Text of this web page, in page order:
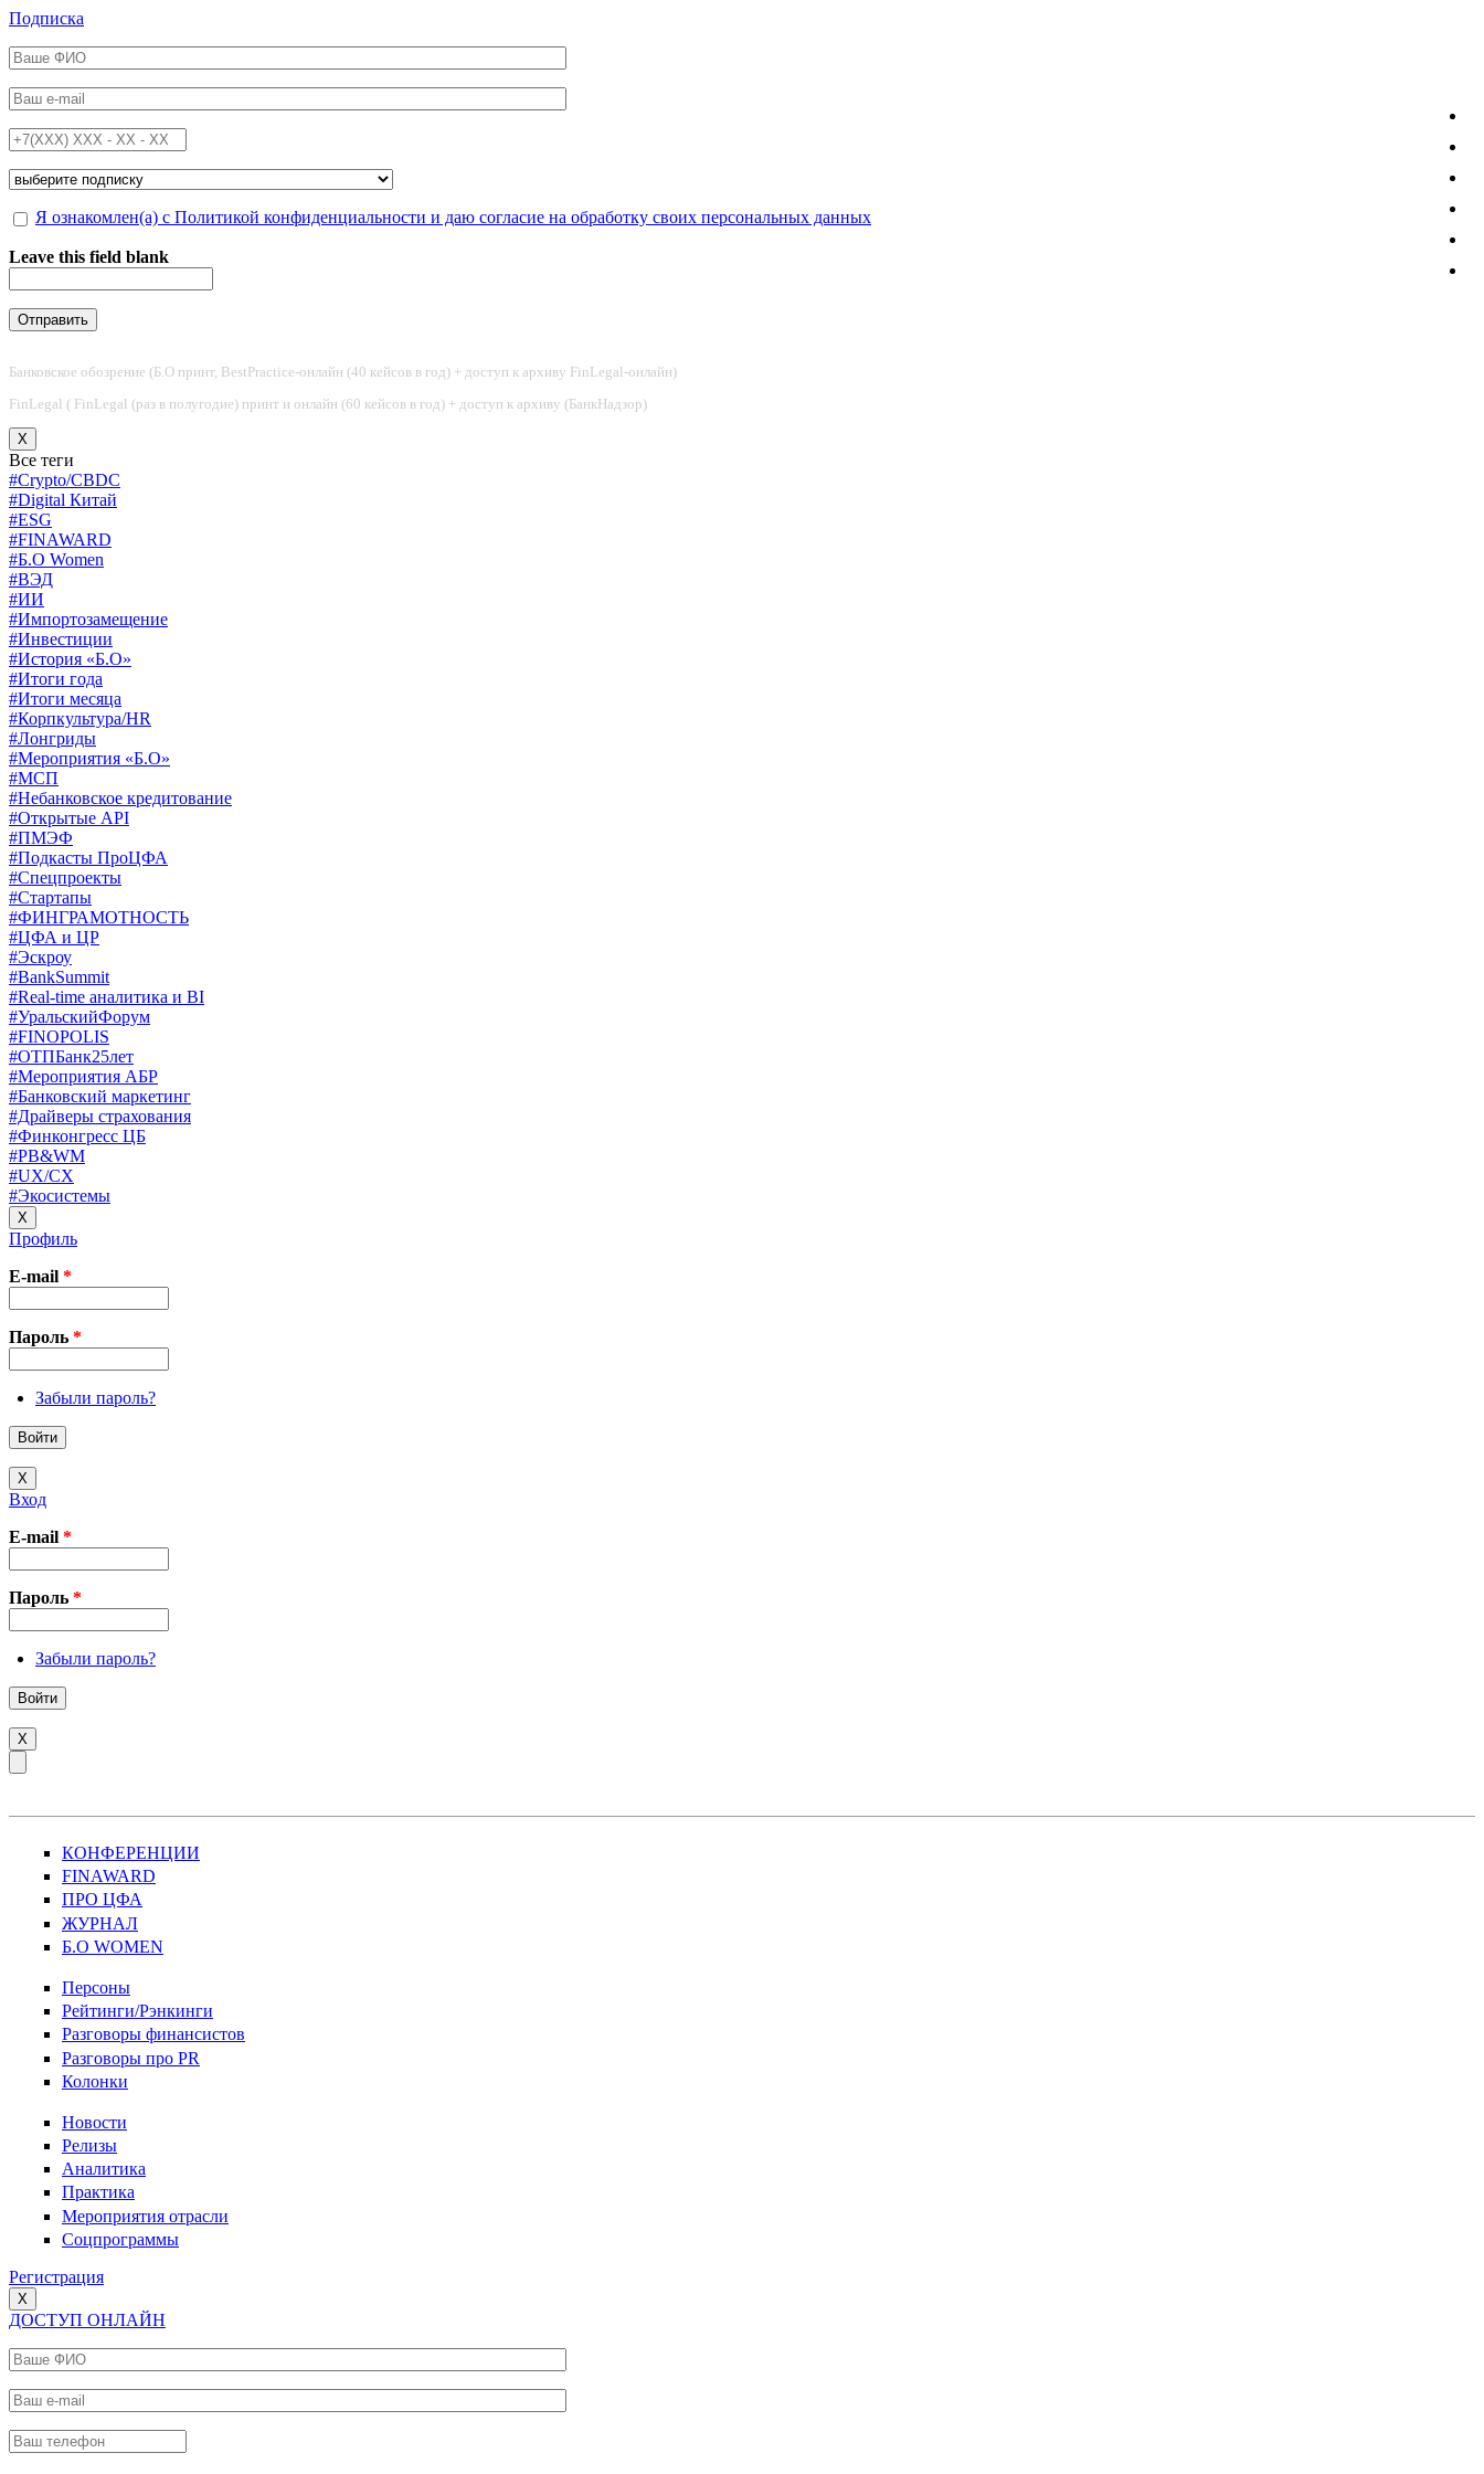
Перейти к основному содержанию
Подписка
ФИО*
Email*
Телефон*
Подписка на*
Обработка персональных данных*
Я ознакомлен(а) с Политикой конфиденциальности и даю согласие на обработку своих персональных данных
Leave this field blank
Банковское обозрение (Б.О принт, BestPractice-онлайн (40 кейсов в год) + доступ к архиву FinLegal-онлайн)
FinLegal ( FinLegal (раз в полугодие) принт и онлайн (60 кейсов в год) + доступ к архиву (БанкНадзор)
X
Все теги
#Crypto/CBDC
#Digital Китай
#ESG
#FINAWARD
#Б.О Women
#ВЭД
#ИИ
#Импортозамещение
#Инвестиции
#История «Б.О»
#Итоги года
#Итоги месяца
#Корпкультура/HR
#Лонгриды
#Мероприятия «Б.О»
#МСП
#Небанковское кредитование
#Открытые API
#ПМЭФ
#Подкасты ПроЦФА
#Спецпроекты
#Стартапы
#ФИНГРАМОТНОСТЬ
#ЦФА и ЦР
#Эскроу
#BankSummit
#Real-time аналитика и BI
#УральскийФорум
#FINOPOLIS
#ОТПБанк25лет
#Мероприятия АБР
#Банковский маркетинг
#Драйверы страхования
#Финконгресс ЦБ
#PB&WM
#UX/CX
#Экосистемы
X
Профиль
E-mail *
Пароль *
Забыли пароль?
X
Вход
E-mail *
Пароль *
Забыли пароль?
X
КОНФЕРЕНЦИИ
FINAWARD
ПРО ЦФА
ЖУРНАЛ
Б.О WOMEN
Персоны
Рейтинги/Рэнкинги
Разговоры финансистов
Разговоры про PR
Колонки
Новости
Релизы
Аналитика
Практика
Мероприятия отрасли
Соцпрограммы
Регистрация
X
ДОСТУП ОНЛАЙН
Ваше ФИО
Ваш e-mail
Ваш телефон